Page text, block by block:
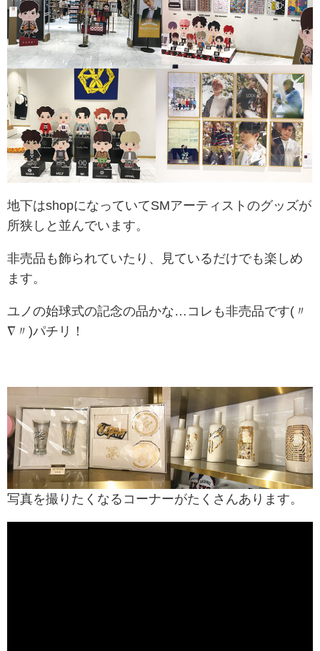
地下はshopになっていてSMアーティストのグッズが
所狭しと並んでいます。
非売品も飾られていたり、見ているだけでも楽しめ
ます。
ユノの始球式の記念の品かな…コレも非売品です(〃
∇〃)パチリ！
写真を撮りたくなるコーナーがたくさんあります。